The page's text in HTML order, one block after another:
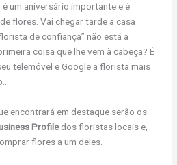
um aniversário importante e é
flores. Vai chegar tarde a casa
de confiança” não está a
coisa que lhe vem à cabeça? É
telemóvel e Google a florista mais
encontrará em destaque serão os
Profiledos floristas locais e,
flores a um deles.